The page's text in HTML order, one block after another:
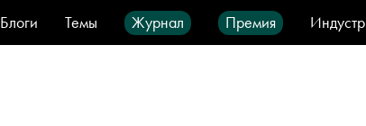
Блоги Темы Журнал Премия
Стиль
Видео Город IT-продукты